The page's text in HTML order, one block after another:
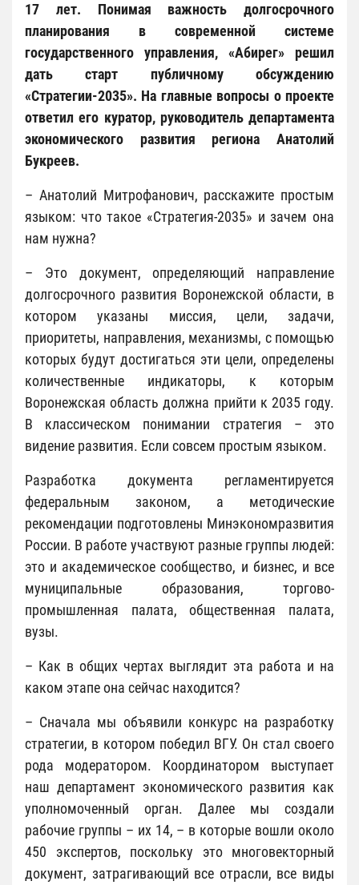
17 лет. Понимая важность долгосрочного
планирования в современной системе
государственного управления, «Абирег» решил
дать старт публичному обсуждению
«Стратегии-2035». На главные вопросы о проекте
ответил его куратор, руководитель департамента
экономического развития региона Анатолий
Букреев.
– Анатолий Митрофанович, расскажите простым
языком: что такое «Стратегия-2035» и зачем она
нам нужна?
– Это документ, определяющий направление
долгосрочного развития Воронежской области, в
котором указаны миссия, цели, задачи,
приоритеты, направления, механизмы, с помощью
которых будут достигаться эти цели, определены
количественные индикаторы, к которым
Воронежская область должна прийти к 2035 году.
В классическом понимании стратегия – это
видение развития. Если совсем простым языком.
Разработка документа регламентируется
федеральным законом, а методические
рекомендации подготовлены Минэкономразвития
России. В работе участвуют разные группы людей:
это и академическое сообщество, и бизнес, и все
муниципальные образования, торгово-
промышленная палата, общественная палата,
вузы.
– Как в общих чертах выглядит эта работа и на
каком этапе она сейчас находится?
– Сначала мы объявили конкурс на разработку
стратегии, в котором победил ВГУ. Он стал своего
рода модератором. Координатором выступает
наш департамент экономического развития как
уполномоченный орган. Далее мы создали
рабочие группы – их 14, – в которые вошли около
450 экспертов, поскольку это многовекторный
документ, затрагивающий все отрасли, все виды